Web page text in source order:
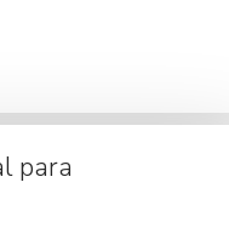
para